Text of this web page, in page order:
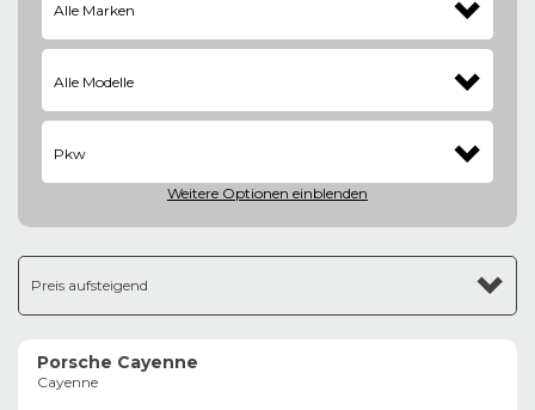
Alle Marken
Alle Modelle
Pkw
Weitere Optionen einblenden
Preis aufsteigend
Porsche Cayenne
Cayenne